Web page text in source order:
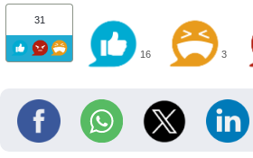
31
16 3